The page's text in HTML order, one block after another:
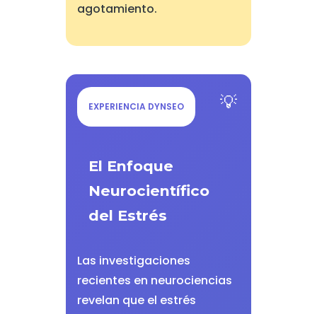
agotamiento.
EXPERIENCIA DYNSEO
El Enfoque
Neurocientífico
del Estrés
Las investigaciones
recientes en neurociencias
revelan que el estrés